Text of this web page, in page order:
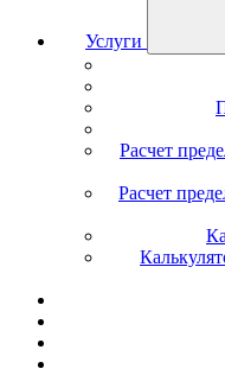
Услуги
Расчет
Расчет